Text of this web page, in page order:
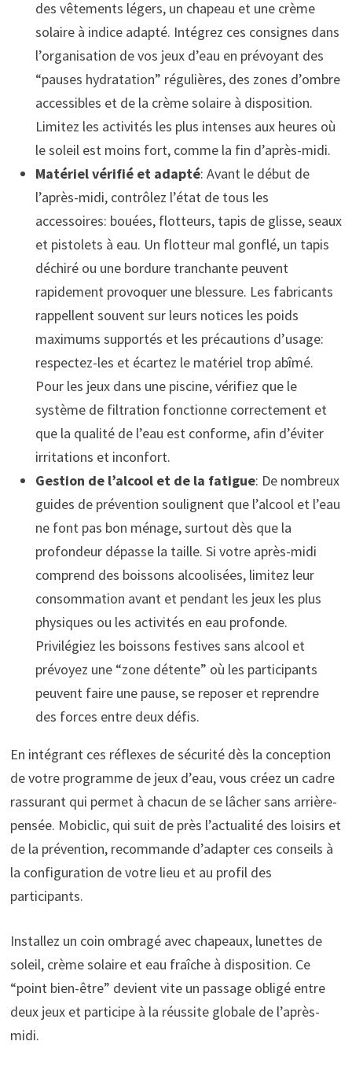
des vêtements légers, un chapeau et une crème
solaire à indice adapté. Intégrez ces consignes dans
l’organisation de vos jeux d’eau en prévoyant des
“pauses hydratation” régulières, des zones d’ombre
accessibles et de la crème solaire à disposition.
Limitez les activités les plus intenses aux heures où
le soleil est moins fort, comme la fin d’après-midi.
Matériel vérifié et adapté: Avant le début de
l’après-midi, contrôlez l’état de tous les
accessoires: bouées, flotteurs, tapis de glisse, seaux
et pistolets à eau. Un flotteur mal gonflé, un tapis
déchiré ou une bordure tranchante peuvent
rapidement provoquer une blessure. Les fabricants
rappellent souvent sur leurs notices les poids
maximums supportés et les précautions d’usage:
respectez-les et écartez le matériel trop abîmé.
Pour les jeux dans une piscine, vérifiez que le
système de filtration fonctionne correctement et
que la qualité de l’eau est conforme, afin d’éviter
irritations et inconfort.
Gestion de l’alcool et de la fatigue: De nombreux
guides de prévention soulignent que l’alcool et l’eau
ne font pas bon ménage, surtout dès que la
profondeur dépasse la taille. Si votre après-midi
comprend des boissons alcoolisées, limitez leur
consommation avant et pendant les jeux les plus
physiques ou les activités en eau profonde.
Privilégiez les boissons festives sans alcool et
prévoyez une “zone détente” où les participants
peuvent faire une pause, se reposer et reprendre
des forces entre deux défis.
En intégrant ces réflexes de sécurité dès la conception
de votre programme de jeux d’eau, vous créez un cadre
rassurant qui permet à chacun de se lâcher sans arrière-
pensée. Mobiclic, qui suit de près l’actualité des loisirs et
de la prévention, recommande d’adapter ces conseils à
la configuration de votre lieu et au profil des
participants.
Installez un coin ombragé avec chapeaux, lunettes de
soleil, crème solaire et eau fraîche à disposition. Ce
“point bien-être” devient vite un passage obligé entre
deux jeux et participe à la réussite globale de l’après-
midi.